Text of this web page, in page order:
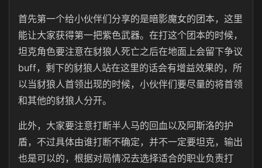
首先第一个给小伙伴们分享的是暗影魔女的团本，这里
能让大家获得第一把紫色武器。在打这个团本的时候，
坦克角色要注意在豺狼人死亡之后在地面上会留下争议
buff，剩下的豺狼人站在这里的话会有增益效果的，所
以当豺狼人首领出现的时候，小伙伴们要尽量的将首领
和其他的豺狼人分开。
此外，大家要注意打断半人马的回血以及阿斯洛的护
盾，不过具体由谁打断不确定，并不一定要坦克，输出
也是可以的，根据对局情况去选择适合的职业负责打